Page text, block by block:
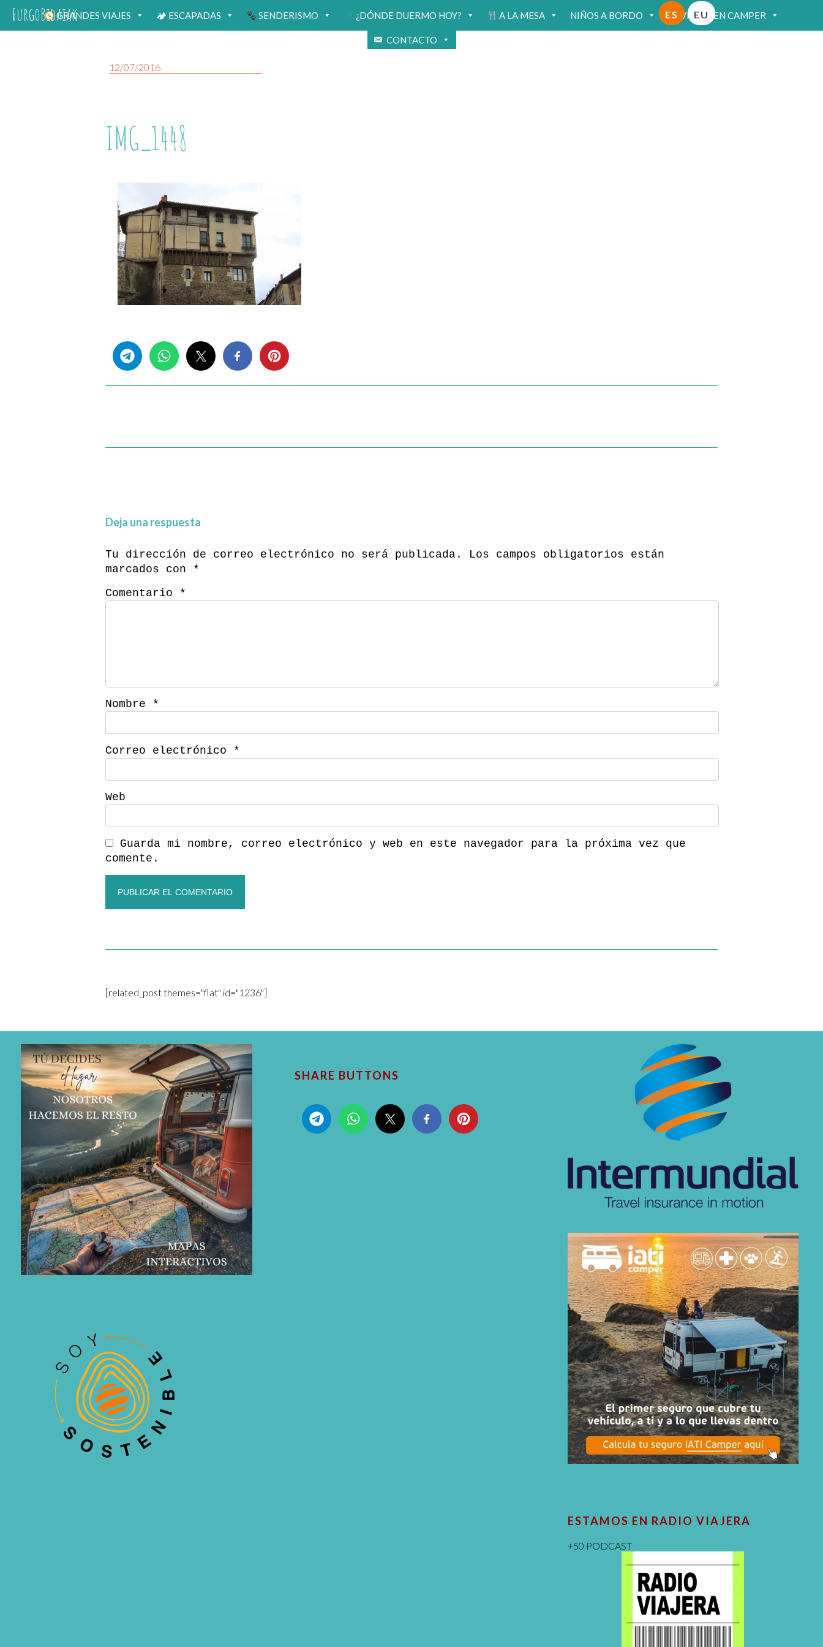
FurgoBidaiakGRANDES VIAJES 🏕 ESCAPADAS SENDERISMO ¿DÓNDE DUERMO HOY? A LA MESA NIÑOS A BORDO VIAJAR EN CAMPER
CONTACTO
ES EU
12/07/2016
IMG_1448
Deja una respuesta
Tu dirección de correo electrónico no será publicada.
Los campos obligatorios están
marcados con *
Comentario *
Nombre *
Correo electrónico *
Web
Guarda mi nombre, correo electrónico y web en este navegador para la próxima vez que
comente.
[related_post themes="flat" id="1236"]
SHARE BUTTONS
ESTAMOS EN RADIO VIAJERA
+50 PODCAST